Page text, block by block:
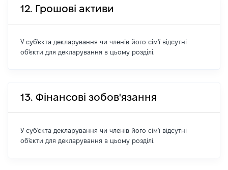
12. Грошові активи
У суб'єкта декларування чи членів його сім'ї відсутні
об'єкти для декларування в цьому розділі.
13. Фінансові зобов'язання
У суб'єкта декларування чи членів його сім'ї відсутні
об'єкти для декларування в цьому розділі.